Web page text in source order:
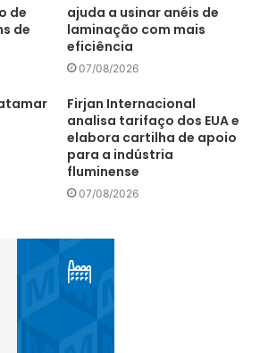
o campo de petróleo e gás
1 tem 49 poços de petróleo e
metros, e vários poços
recordes asiáticos.
perfuração
de
de
ajuda a usinar anéis de
laminação com mais
eficiência
07/08/2026
Firjan Internacional
analisa tarifaço dos EUA e
elabora cartilha de apoio
para a indústria
fluminense
07/08/2026